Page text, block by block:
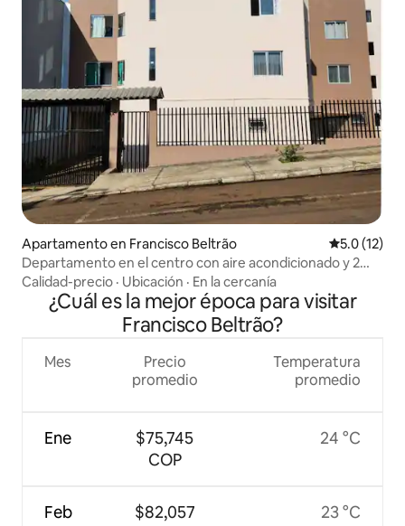
Apartamento en Francisco Beltrão Calificación
5.0 (12)
Departamento en el centro con aire acondicionado y 2
habitaciones
Calidad-precio · Ubicación · En la cercanía
¿Cuál es la mejor época para visitar
Francisco Beltrão?
Mes
Ene
Feb
Precio
promedio
$75,745
COP
$82,057
Temperatura
promedio
24 °C
23 °C